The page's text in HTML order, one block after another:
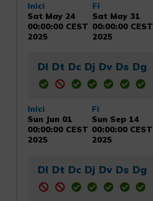
Inici
Sat May 24
00:00:00 CEST
2025
Fi
Sat May 31
00:00:00 CEST
2025
Dl Dt Dc Dj Dv Ds Dg
Inici
Sun Jun 01
00:00:00 CEST
2025
Fi
Sun Sep 14
00:00:00 CEST
2025
Dl Dt Dc Dj Dv Ds Dg